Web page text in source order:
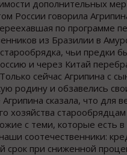
дополнительных мер
России говорила
по программе
из Бразилии в
чьи предки
и через Китай
сейчас Агрипина с
родину и обзавелись
сказала, что для
хозяйства
с теми, которые есть в
соотечественники:
срок при сниженной